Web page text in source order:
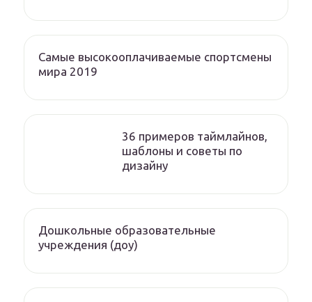
Самые высокооплачиваемые спортсмены
мира 2019
36 примеров таймлайнов,
шаблоны и советы по
дизайну
Дошкольные образовательные
учреждения (доу)